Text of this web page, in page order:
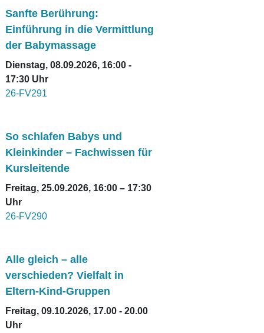
Sanfte Berührung:
Einführung in die Vermittlung
der Babymassage
Dienstag, 08.09.2026, 16:00 -
17:30 Uhr
26-FV291
So schlafen Babys und
Kleinkinder – Fachwissen für
Kursleitende
Freitag, 25.09.2026, 16:00 – 17:30
Uhr
26-FV290
Alle gleich – alle
verschieden? Vielfalt in
Eltern-Kind-Gruppen
Freitag, 09.10.2026, 17.00 - 20.00
Uhr